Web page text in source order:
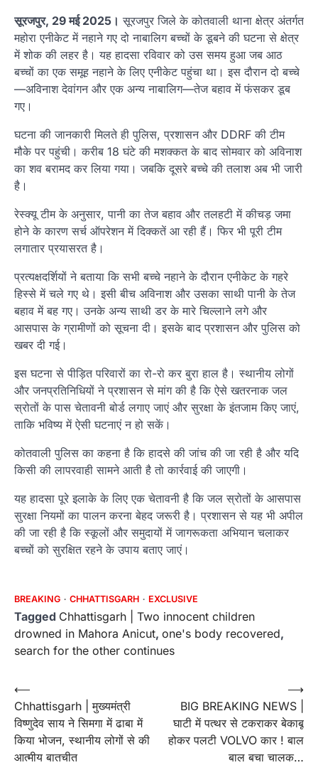
सूरजपुर, 29 मई 2025। सूरजपुर जिले के कोतवाली थाना क्षेत्र अंतर्गत
महोरा एनीकेट में नहाने गए दो नाबालिग बच्चों के डूबने की घटना से क्षेत्र
में शोक की लहर है। यह हादसा रविवार को उस समय हुआ जब आठ
बच्चों का एक समूह नहाने के लिए एनीकेट पहुंचा था। इस दौरान दो बच्चे
—अविनाश देवांगन और एक अन्य नाबालिग—तेज बहाव में फंसकर डूब
गए।
घटना की जानकारी मिलते ही पुलिस, प्रशासन और DDRF की टीम
मौके पर पहुंची। करीब 18 घंटे की मशक्कत के बाद सोमवार को अविनाश
का शव बरामद कर लिया गया। जबकि दूसरे बच्चे की तलाश अब भी जारी
है।
रेस्क्यू टीम के अनुसार, पानी का तेज बहाव और तलहटी में कीचड़ जमा
होने के कारण सर्च ऑपरेशन में दिक्कतें आ रही हैं। फिर भी पूरी टीम
लगातार प्रयासरत है।
प्रत्यक्षदर्शियों ने बताया कि सभी बच्चे नहाने के दौरान एनीकेट के गहरे
हिस्से में चले गए थे। इसी बीच अविनाश और उसका साथी पानी के तेज
बहाव में बह गए। उनके अन्य साथी डर के मारे चिल्लाने लगे और
आसपास के ग्रामीणों को सूचना दी। इसके बाद प्रशासन और पुलिस को
खबर दी गई।
इस घटना से पीड़ित परिवारों का रो-रो कर बुरा हाल है। स्थानीय लोगों
और जनप्रतिनिधियों ने प्रशासन से मांग की है कि ऐसे खतरनाक जल
स्रोतों के पास चेतावनी बोर्ड लगाए जाएं और सुरक्षा के इंतजाम किए जाएं,
ताकि भविष्य में ऐसी घटनाएं न हो सकें।
कोतवाली पुलिस का कहना है कि हादसे की जांच की जा रही है और यदि
किसी की लापरवाही सामने आती है तो कार्रवाई की जाएगी।
यह हादसा पूरे इलाके के लिए एक चेतावनी है कि जल स्रोतों के आसपास
सुरक्षा नियमों का पालन करना बेहद जरूरी है। प्रशासन से यह भी अपील
की जा रही है कि स्कूलों और समुदायों में जागरूकता अभियान चलाकर
बच्चों को सुरक्षित रहने के उपाय बताए जाएं।
BREAKING CHHATTISGARH EXCLUSIVE
Tagged Chhattisgarh | Two innocent children
drowned in Mahora Anicut, one's body recovered,
search for the other continues
Post
navigation
⟵
Chhattisgarh | मुख्यमंत्री
विष्णुदेव साय ने सिमगा में ढाबा में
किया भोजन, स्थानीय लोगों से की
आत्मीय बातचीत
BIG BREAKING NEWS |
घाटी में पत्थर से टकराकर बेकाबू
होकर पलटी VOLVO कार ! बाल
बाल बचा चालक…
⟶